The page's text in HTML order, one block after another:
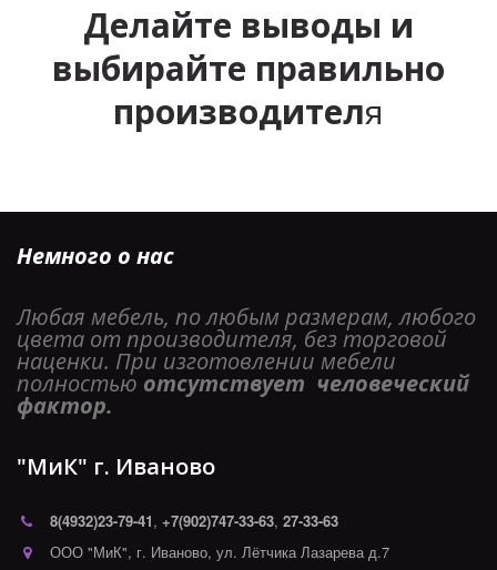
Делайте выводы и
выбирайте правильно
производителя
Немного о нас
Любая мебель, по любым размерам, любого
цвета от производителя, без торговой
наценки. При изготовлении мебели
полностью отсутствует  человеческий
фактор.
"МиК" г. Иваново
8(4932)23-79-41, +7(902)747-33-63, 27-33-63
ООО "МиК", г. Иваново, ул. Лётчика Лазарева д.7